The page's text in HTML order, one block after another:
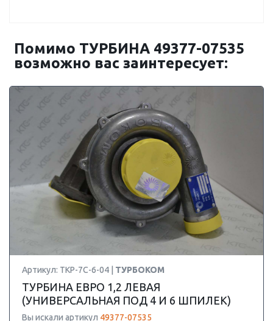
Помимо ТУРБИНА 49377-07535
возможно вас заинтересует:
Артикул: ТКР-7С-6-04 | ТУРБОКОМ
ТУРБИНА ЕВРО 1,2 ЛЕВАЯ
(УНИВЕРСАЛЬНАЯ ПОД 4 И 6 ШПИЛЕК)
Вы искали артикул 49377-07535